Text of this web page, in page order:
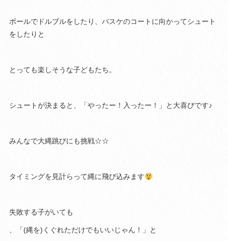
ボールでドルブルをしたり、バスケのコートに向かってシュート
をしたりと
とっても楽しそうな子どもたち。
シュートが決まると、「やったー！入ったー！」と大喜びです♪
みんなで大縄跳びにも挑戦☆☆
タイミングを見計らって縄に飛び込みます
失敗する子がいても
、「(縄を)くぐれただけでもいいじゃん！」と